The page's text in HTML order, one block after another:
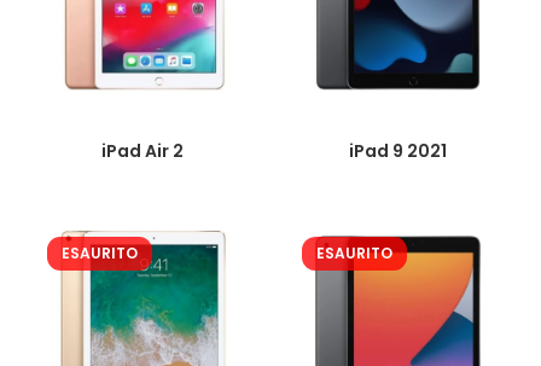
iPad Air 2 iPad 9 2021
ESAURITO ESAURITO